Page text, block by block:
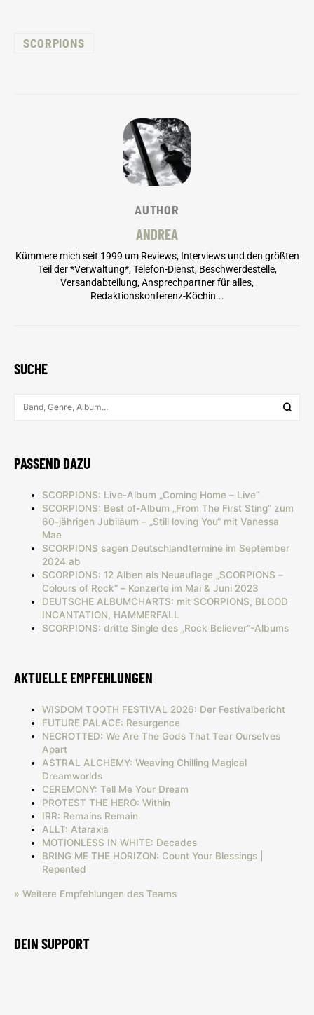
SCORPIONS
AUTHOR
ANDREA
Kümmere mich seit 1999 um Reviews, Interviews und den größten
Teil der *Verwaltung*, Telefon-Dienst, Beschwerdestelle,
Versandabteilung, Ansprechpartner für alles,
Redaktionskonferenz-Köchin...
SUCHE
PASSEND DAZU
SCORPIONS: Live-Album „Coming Home – Live“
SCORPIONS: Best of-Album „From The First Sting” zum
60-jährigen Jubiläum – „Still loving You“ mit Vanessa
Mae
SCORPIONS sagen Deutschlandtermine im September
2024 ab
SCORPIONS: 12 Alben als Neuauflage „SCORPIONS –
Colours of Rock“ – Konzerte im Mai & Juni 2023
DEUTSCHE ALBUMCHARTS: mit SCORPIONS, BLOOD
INCANTATION, HAMMERFALL
SCORPIONS: dritte Single des „Rock Believer“-Albums
AKTUELLE EMPFEHLUNGEN
WISDOM TOOTH FESTIVAL 2026: Der Festivalbericht
FUTURE PALACE: Resurgence
NECROTTED: We Are The Gods That Tear Ourselves
Apart
ASTRAL ALCHEMY: Weaving Chilling Magical
Dreamworlds
CEREMONY: Tell Me Your Dream
PROTEST THE HERO: Within
IRR: Remains Remain
ALLT: Ataraxia
MOTIONLESS IN WHITE: Decades
BRING ME THE HORIZON: Count Your Blessings |
Repented
» Weitere Empfehlungen des Teams
DEIN SUPPORT